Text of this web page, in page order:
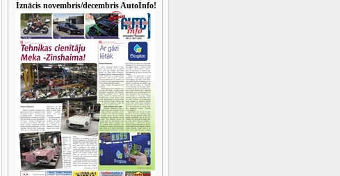
Iznācis novembris/decembris AutoInfo!